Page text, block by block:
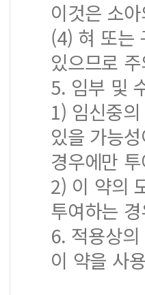
이것은 소
(4) 혀 또는
있으므로
5. 임부 및
1) 임신중
있을 가능
경우에만
2) 이 약의
투여하는
6. 적용상
이 약을 사